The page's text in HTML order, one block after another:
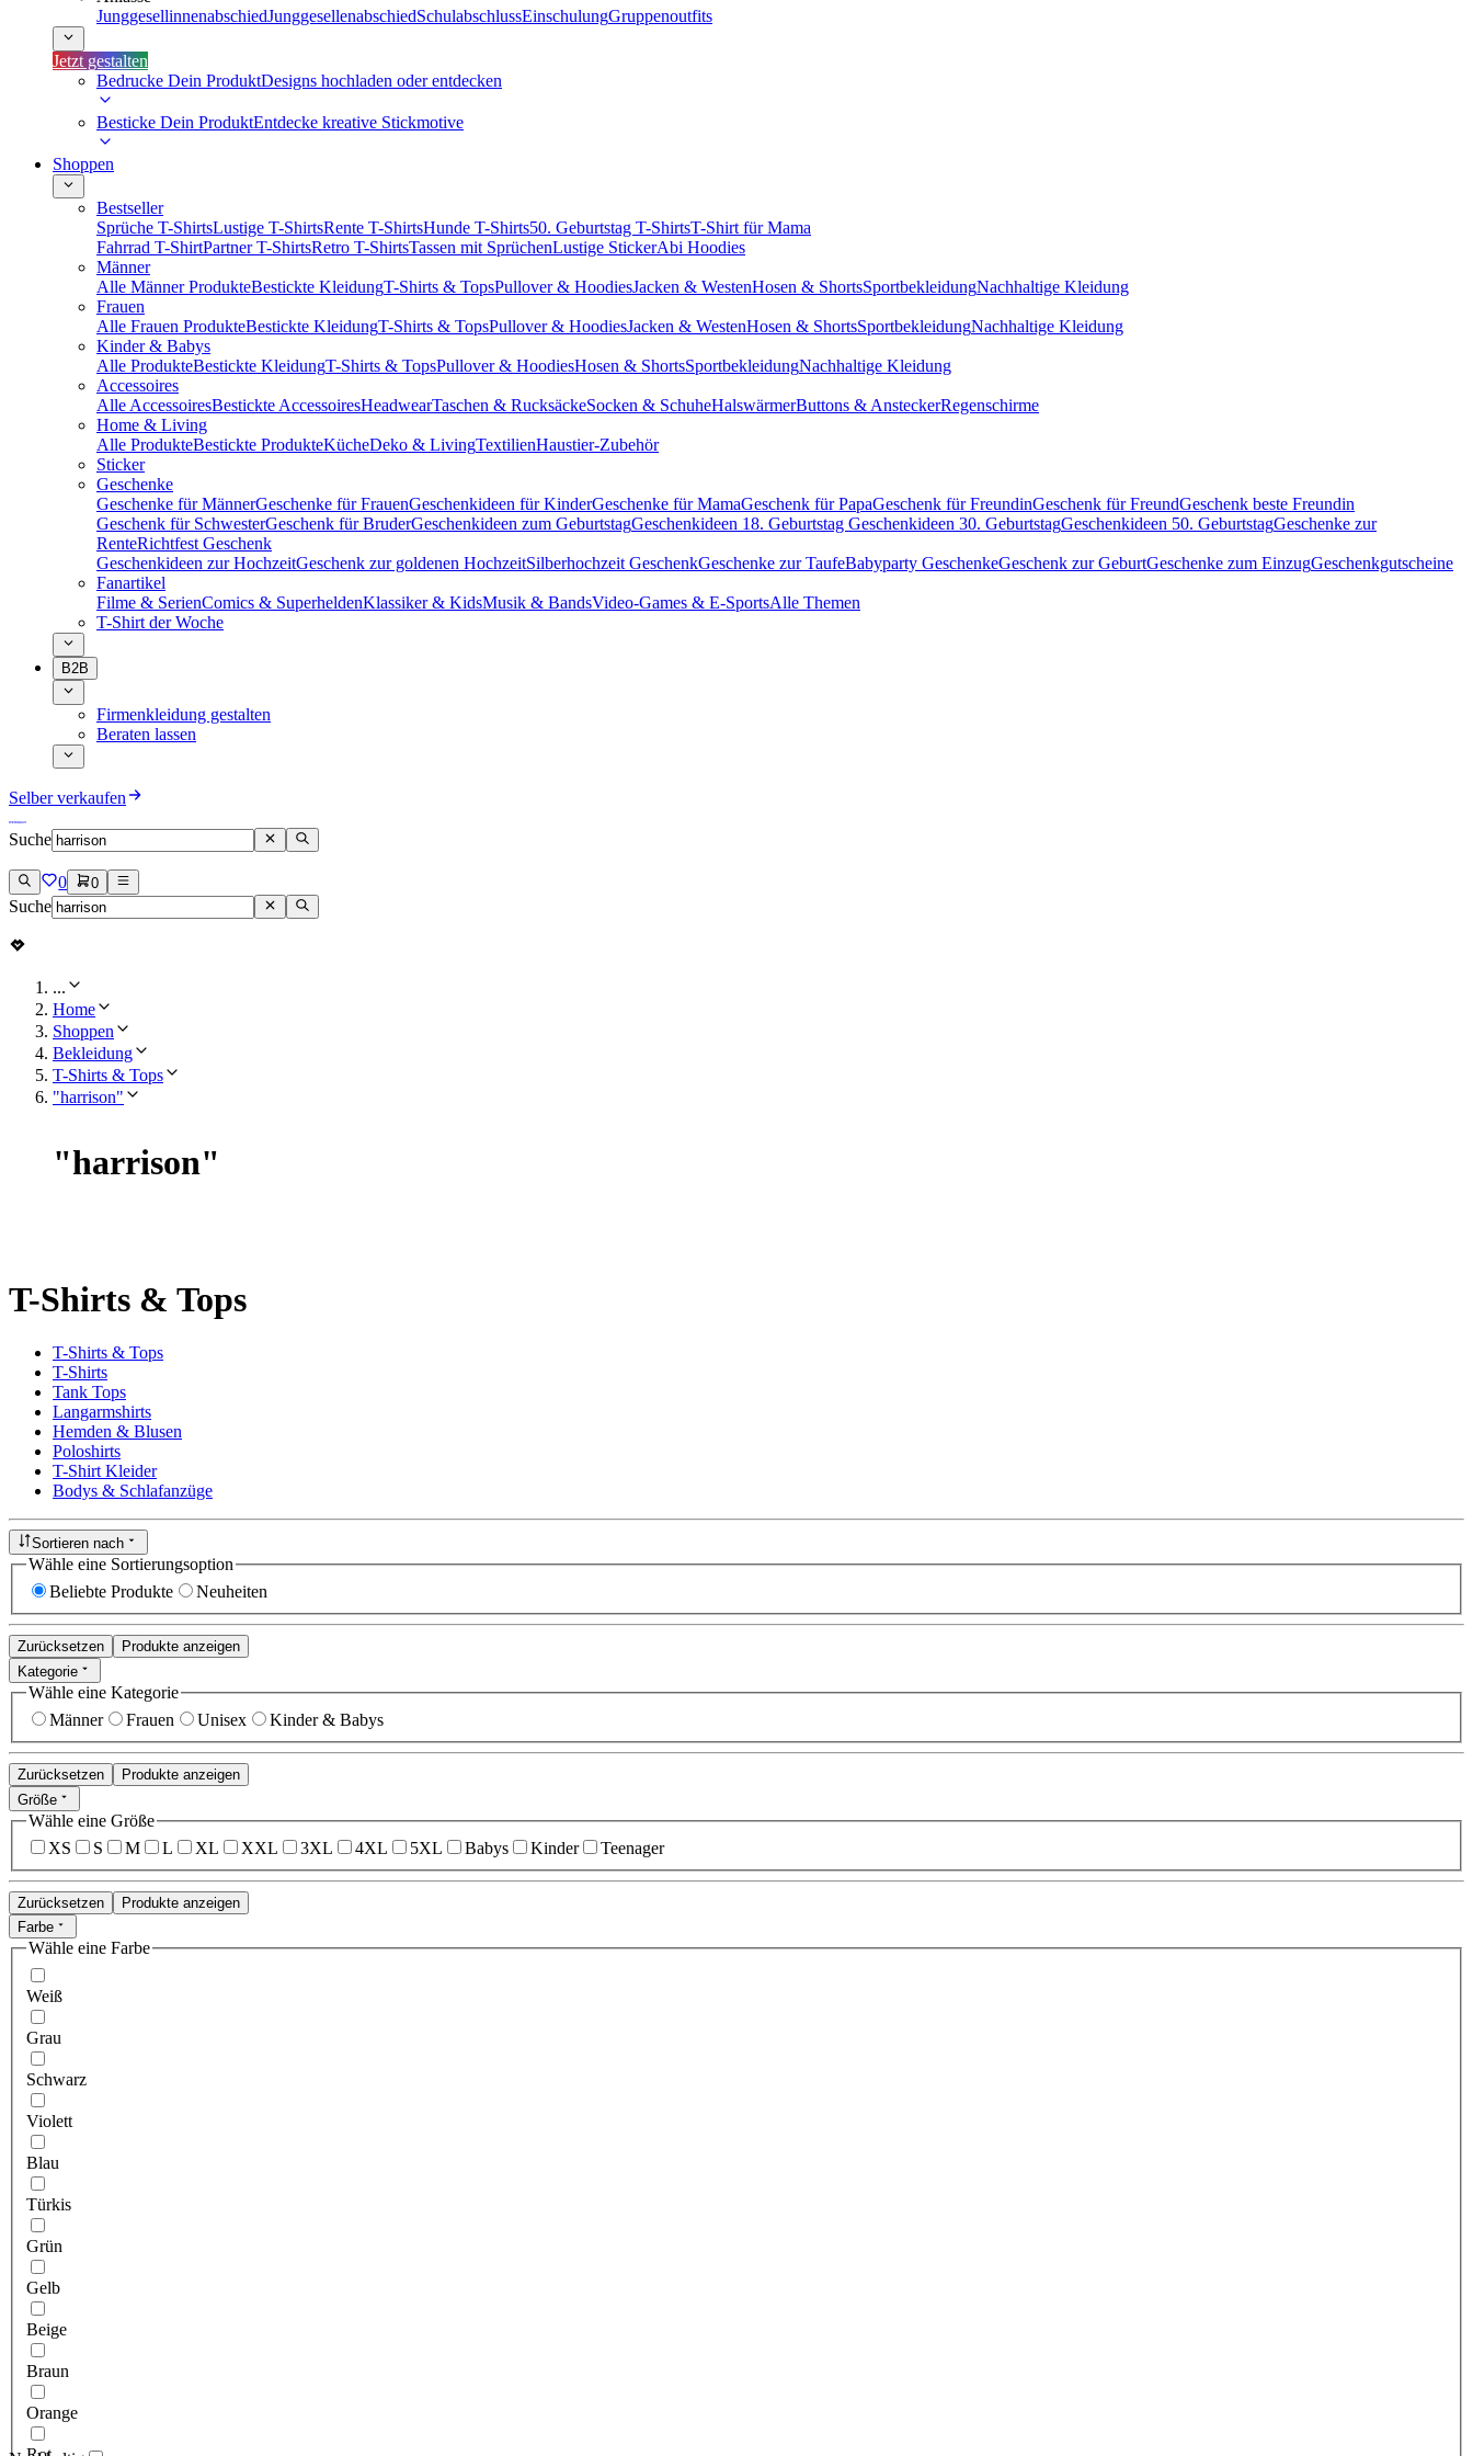
JunggesellinnenabschiedJunggesellenabschiedSchulabschlussEinschulungGruppenoutfits
Jetzt gestalten
Bedrucke Dein ProduktDesigns hochladen oder entdecken
Besticke Dein ProduktEntdecke kreative Stickmotive
Shoppen
Bestseller
Sprüche T-ShirtsLustige T-ShirtsRente T-ShirtsHunde T-Shirts50. Geburtstag T-ShirtsT-Shirt für Mama
Fahrrad T-ShirtPartner T-ShirtsRetro T-ShirtsTassen mit SprüchenLustige StickerAbi Hoodies
Männer
Alle Männer ProdukteBestickte KleidungT-Shirts & TopsPullover & HoodiesJacken & WestenHosen & ShortsSportbekleidungNachhaltige Kleidung
Frauen
Alle Frauen ProdukteBestickte KleidungT-Shirts & TopsPullover & HoodiesJacken & WestenHosen & ShortsSportbekleidungNachhaltige Kleidung
Kinder & Babys
Alle ProdukteBestickte KleidungT-Shirts & TopsPullover & HoodiesHosen & ShortsSportbekleidungNachhaltige Kleidung
Accessoires
Alle AccessoiresBestickte AccessoiresHeadwearTaschen & RucksäckeSocken & SchuheHalswärmerButtons & AnsteckerRegenschirme
Home & Living
Alle ProdukteBestickte ProdukteKücheDeko & LivingTextilienHaustier-Zubehör
Sticker
Geschenke
Geschenke für MännerGeschenke für FrauenGeschenkideen für KinderGeschenke für MamaGeschenk für PapaGeschenk für FreundinGeschenk für FreundGeschenk beste Freundin
Geschenk für SchwesterGeschenk für BruderGeschenkideen zum GeburtstagGeschenkideen 18. Geburtstag Geschenkideen 30. GeburtstagGeschenkideen 50. GeburtstagGeschenke zur
RenteRichtfest Geschenk
Geschenkideen zur HochzeitGeschenk zur goldenen HochzeitSilberhochzeit GeschenkGeschenke zur TaufeBabyparty GeschenkeGeschenk zur GeburtGeschenke zum EinzugGeschenkgutscheine
Fanartikel
Filme & SerienComics & SuperheldenKlassiker & KidsMusik & BandsVideo-Games & E-SportsAlle Themen
T-Shirt der Woche
B2B
Firmenkleidung gestalten
Beraten lassen
Selber verkaufen
Suche
0 0
Suche
...
Home
Shoppen
Bekleidung
T-Shirts & Tops
"harrison"
"harrison"
T-Shirts & Tops
T-Shirts & Tops
T-Shirts
Tank Tops
Langarmshirts
Hemden & Blusen
Poloshirts
T-Shirt Kleider
Bodys & Schlafanzüge
Sortieren nach
Wähle eine Sortierungsoption
Beliebte Produkte
Neuheiten
Zurücksetzen
Produkte anzeigen
Kategorie
Wähle eine Kategorie
Männer
Frauen Unisex Kinder & Babys
Zurücksetzen
Produkte anzeigen
Größe
Wähle eine Größe
XS
S M L XL XXL 3XL 4XL 5XL Babys Kinder Teenager
Zurücksetzen
Produkte anzeigen
Farbe
Wähle eine Farbe
Weiß
Grau
Schwarz
Violett
Blau
Türkis
Grün
Gelb
Beige
Braun
Orange